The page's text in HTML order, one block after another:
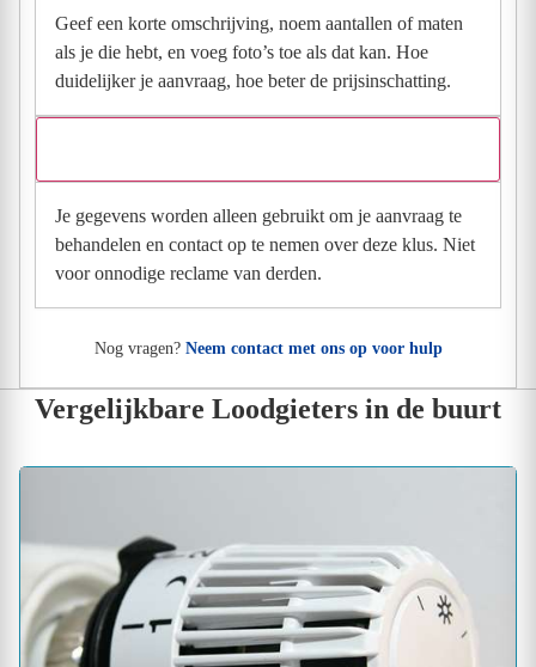
Geef een korte omschrijving, noem aantallen of maten
als je die hebt, en voeg foto’s toe als dat kan. Hoe
duidelijker je aanvraag, hoe beter de prijsinschatting.
Je gegevens worden alleen gebruikt om je aanvraag te
behandelen en contact op te nemen over deze klus. Niet
voor onnodige reclame van derden.
Nog vragen? Neem contact met ons op voor hulp
Vergelijkbare Loodgieters in de buurt